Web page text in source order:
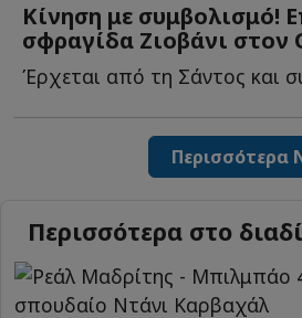
Κίνηση με συμβολισμό!
σφραγίδα Ζιοβάνι
Περισσότερα
Περισσότερα στο